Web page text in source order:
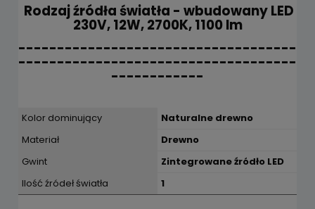
Rodzaj źródła światła - wbudowany LED
230V, 12W, 2700K, 1100 lm
------------------------------------
------------------------------------
------------
Kolor dominujący
Naturalne drewno
Materiał
Drewno
Gwint
Zintegrowane źródło LED
Ilość źródeł światła
1